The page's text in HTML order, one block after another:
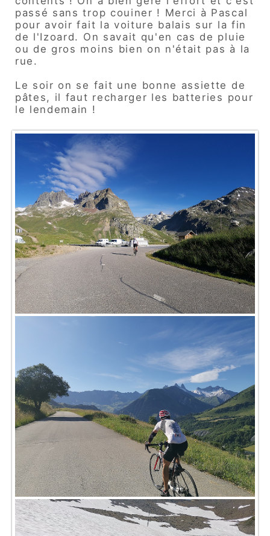
passé sans trop couiner ! Merci à Pascal
pour avoir fait la voiture balais sur la fin
de l'Izoard. On savait qu'en cas de pluie
ou de gros moins bien on n'était pas à la
rue.
Le soir on se fait une bonne assiette de
pâtes, il faut recharger les batteries pour
le lendemain !